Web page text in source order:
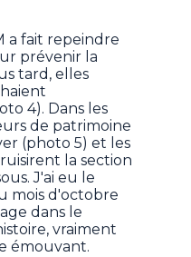
a fait repeindre
prévenir la
tard, elles
4). Dans les
de patrimoine
(photo 5) et les
la section
J'ai eu le
mois d'octobre
dans le
vraiment
émouvant.